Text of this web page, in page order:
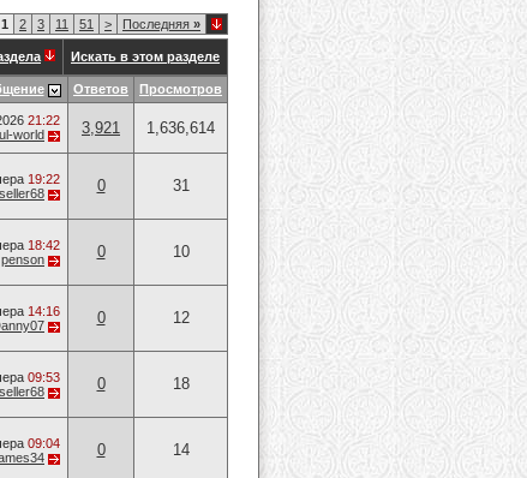
1 2 3 11 51 > Последняя »
Искать в этом разделе
Ответов Просмотров
21:22
world 3,921 1,636,614
19:22
0 31
18:42
penson 0 10
14:16
0 12
09:53
0 18
09:04
0 14